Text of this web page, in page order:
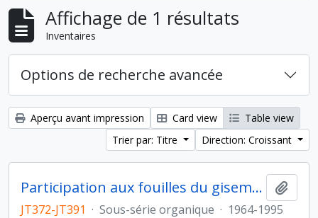
Affichage de 1 résultats
Inventaires
Options de recherche avancée
Aperçu avant impression Card view
Table view
Trier par: Titre
Direction: Croissant
Participation aux fouilles du gisement de Djebel Irhoud (Maroc)
JT372-JT391 · Sous-série organique · 1964-1995